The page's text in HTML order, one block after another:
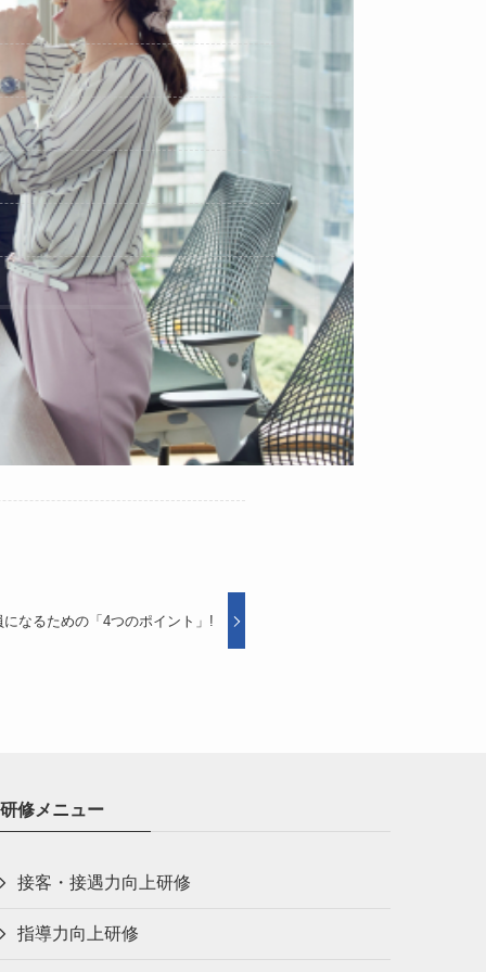
なるための「4つのポイント」!
研修メニュー
接客・接遇力向上研修
指導力向上研修